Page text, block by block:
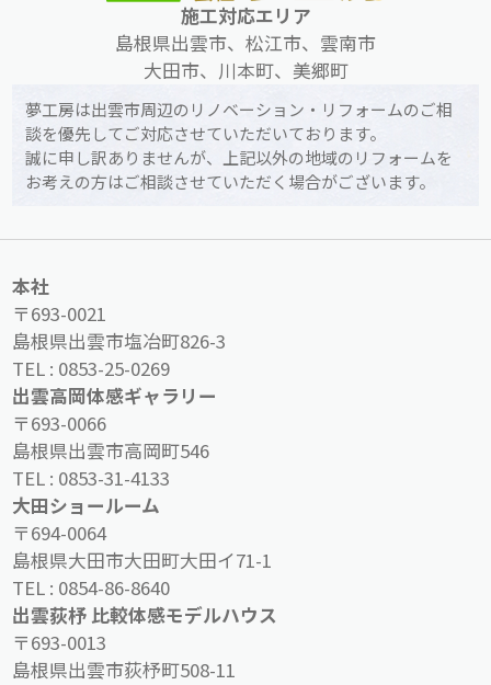
施工対応エリア
島根県出雲市、松江市、雲南市
大田市、川本町、美郷町
夢工房は出雲市周辺のリノベーション・リフォームのご相
談を優先してご対応させていただいております。
誠に申し訳ありませんが、上記以外の地域のリフォームを
お考えの方はご相談させていただく場合がございます。
本社
〒693-0021
島根県出雲市塩冶町826-3
TEL : 0853-25-0269
出雲高岡体感ギャラリー
〒693-0066
島根県出雲市高岡町546
TEL : 0853-31-4133
大田ショールーム
〒694-0064
島根県大田市大田町大田イ71-1
TEL : 0854-86-8640
出雲荻杼 比較体感モデルハウス
〒693-0013
島根県出雲市荻杼町508-11